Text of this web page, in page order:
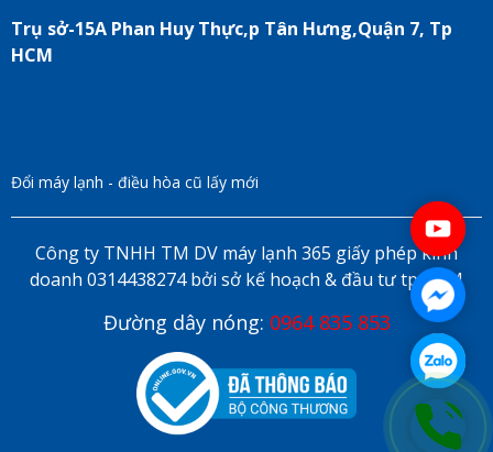
Trụ sở-15A Phan Huy Thực,p Tân Hưng,Quận 7, Tp
HCM
Đổi máy lạnh - điều hòa cũ lấy mới
Công ty TNHH TM DV máy lạnh 365 giấy phép kinh
doanh 0314438274 bởi sở kế hoạch & đầu tư tp HCM
Đường dây nóng: 0964 835 853